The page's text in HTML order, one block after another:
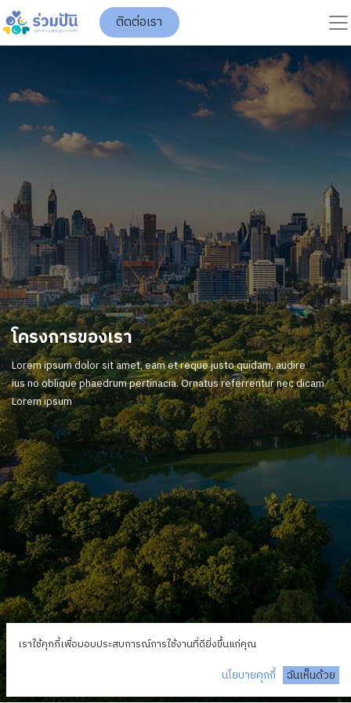
ติดต่อเรา
โครงการของเรา
Lorem ipsum dolor sit amet, eam et reque justo quidam, audire
ius no oblique phaedrum pertinacia. Ornatus referrentur nec dicam
Lorem ipsum
เราใช้คุกกี้เพื่อมอบประสบการณ์การใช้งานที่ดียิ่งขึ้นแก่คุณ
นโยบายคุกกี้ ฉันเห็นด้วย